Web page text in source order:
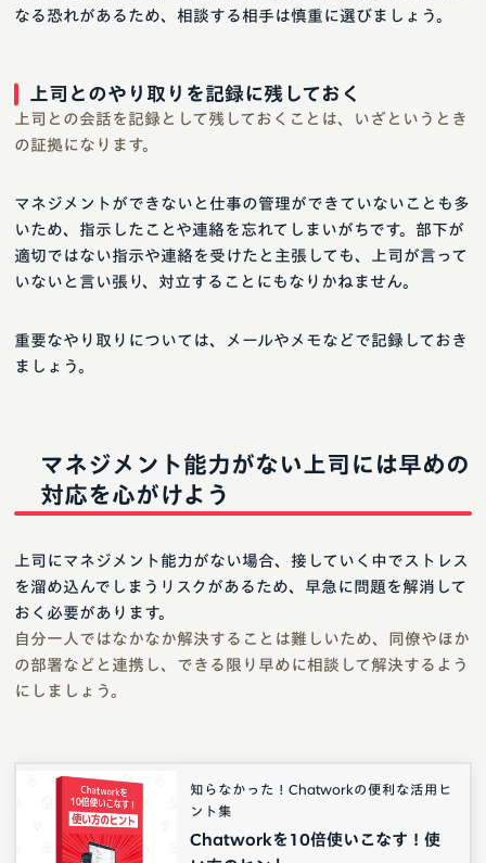
なる恐れがあるため、相談する相手は慎重に選びましょう。
上司とのやり取りを記録に残しておく
上司との会話を記録として残しておくことは、いざというとき
の証拠になります。
マネジメントができないと仕事の管理ができていないことも多
いため、指示したことや連絡を忘れてしまいがちです。部下が
適切ではない指示や連絡を受けたと主張しても、上司が言って
いないと言い張り、対立することにもなりかねません。
重要なやり取りについては、メールやメモなどで記録しておき
ましょう。
マネジメント能力がない上司には早めの
対応を心がけよう
上司にマネジメント能力がない場合、接していく中でストレス
を溜め込んでしまうリスクがあるため、早急に問題を解消して
おく必要があります。
自分一人ではなかなか解決することは難しいため、同僚やほか
の部署などと連携し、できる限り早めに相談して解決するよう
にしましょう。
知らなかった！Chatworkの便利な活用ヒ
ント集
Chatworkを10倍使いこなす！使